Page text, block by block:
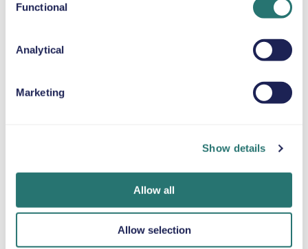
Functional
Analytical
Marketing
Show details
Allow all
Allow selection
SNØKJETTINGER
få minutter på
direkte fra mobilen
med appen vår.
Last opp
dokumentene dine